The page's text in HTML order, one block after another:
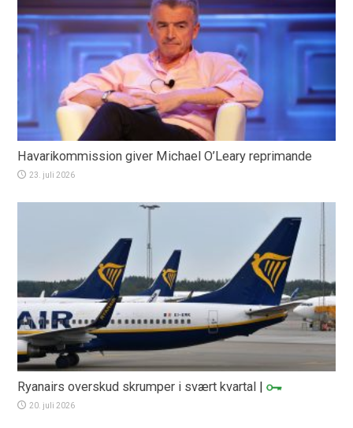
Havarikommission giver Michael O’Leary reprimande
23. juli 2026
Ryanairs overskud skrumper i svært kvartal |
20. juli 2026